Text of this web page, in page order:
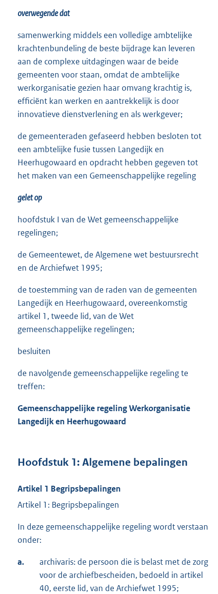
overwegende dat
samenwerking middels een volledige ambtelijke
krachtenbundeling de beste bijdrage kan leveren
aan de complexe uitdagingen waar de beide
gemeenten voor staan, omdat de ambtelijke
werkorganisatie gezien haar omvang krachtig is,
efficiënt kan werken en aantrekkelijk is door
innovatieve dienstverlening en als werkgever;
de gemeenteraden gefaseerd hebben besloten tot
een ambtelijke fusie tussen Langedijk en
Heerhugowaard en opdracht hebben gegeven tot
het maken van een Gemeenschappelijke regeling
gelet op
hoofdstuk I van de Wet gemeenschappelijke
regelingen;
de Gemeentewet, de Algemene wet bestuursrecht
en de Archiefwet 1995;
de toestemming van de raden van de gemeenten
Langedijk en Heerhugowaard, overeenkomstig
artikel 1, tweede lid, van de Wet
gemeenschappelijke regelingen;
besluiten
de navolgende gemeenschappelijke regeling te
treffen:
Gemeenschappelijke regeling Werkorganisatie
Langedijk en Heerhugowaard
Hoofdstuk 1: Algemene bepalingen
Artikel 1 Begripsbepalingen
Artikel 1: Begripsbepalingen
In deze gemeenschappelijke regeling wordt verstaan
onder:
a.
archivaris: de persoon die is belast met de zorg
voor de archiefbescheiden, bedoeld in artikel
40, eerste lid, van de Archiefwet 1995;